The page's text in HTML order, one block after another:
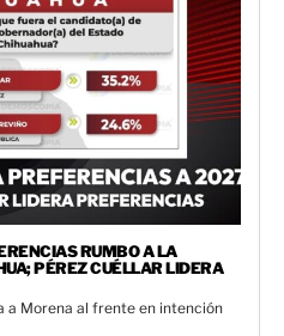
RUMBO A LA
PÉREZ CUÉLLAR LIDERA
a Morena al frente en intención